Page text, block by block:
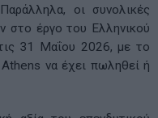
οι συνολικές
στο έργο του Ελληνικού
31 Μαΐου 2026, με το
να έχει πωληθεί ή